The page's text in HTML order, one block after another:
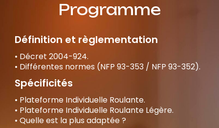
Programme
Définition et règlementation
• Décret 2004-924.
• Différentes normes (NFP 93-353 / NFP 93-352).
Spécificités
• Plateforme Individuelle Roulante.
• Plateforme Individuelle Roulante Légère.
• Quelle est la plus adaptée ?